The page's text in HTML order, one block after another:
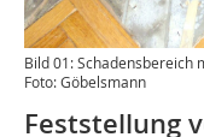
Bild 01: Schadensbereich
Foto: Göbelsmann
Feststellung